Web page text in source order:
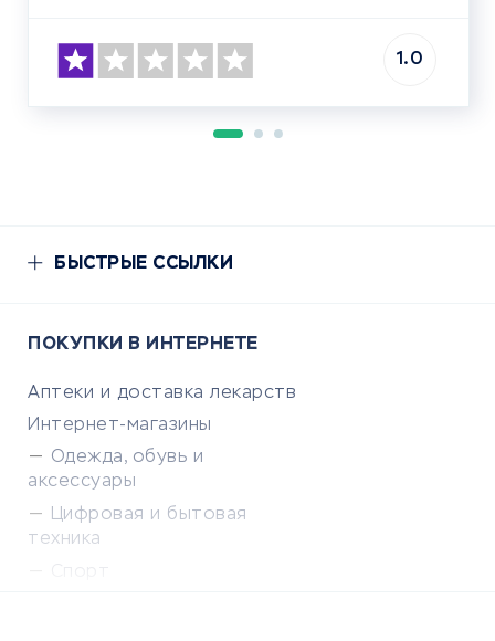
1.0
БЫСТРЫЕ ССЫЛКИ
ПОКУПКИ В ИНТЕРНЕТЕ
Аптеки и доставка лекарств
Интернет-магазины
Одежда, обувь и
аксессуары
Цифровая и бытовая
техника